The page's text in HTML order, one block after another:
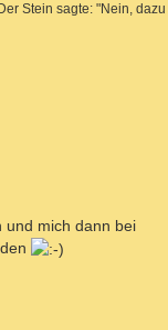
Stein sagte: "Nein, dazu
und mich dann bei